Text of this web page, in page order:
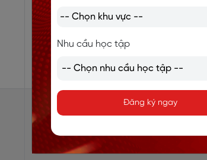
Nhu cầu học tập
Đăng ký ngay